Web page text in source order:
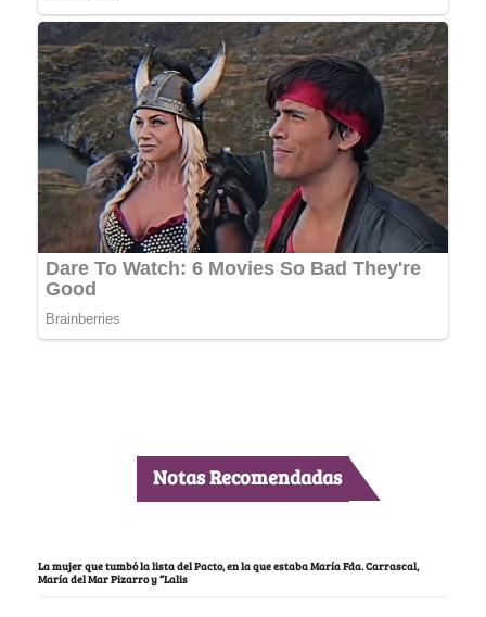
Notas Recomendadas
La mujer que tumbó la lista del Pacto, en la que estaba María Fda. Carrascal,
María del Mar Pizarro y “Lalis